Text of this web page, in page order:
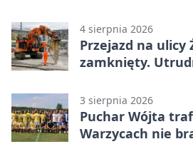
4 sierpnia 2026
Przejazd na ulicy
zamknięty.
3 sierpnia 2026
Puchar Wójta
Warzycach nie